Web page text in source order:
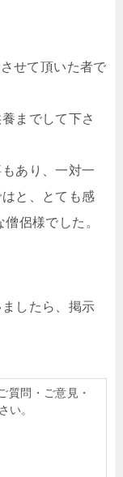
せて頂いた者で
までして下さ
あり、一対一
と、とても感
侶様でした。
したら、掲示
質問・ご意見・
い。